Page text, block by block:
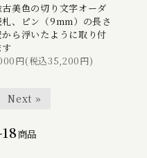
美色の切り文字オーダ
札、ピン（9mm）の長さ
ら浮いたように取り付
す
円(税込35,200円)
Next »
商品